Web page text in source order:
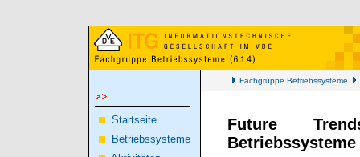
Fachgruppe Betriebssysteme
Startseite
Betriebssysteme
Future
Betriebssysteme